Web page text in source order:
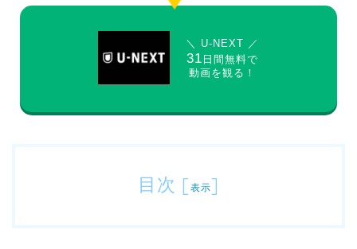
＼ U-NEXT ／
31 日間無料で
動画を観る！
目次 [ 表示]